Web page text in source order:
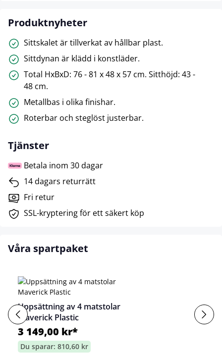
Produktnyheter
Sittskalet är tillverkat av hållbar plast.
Sittdynan är klädd i konstläder.
Total HxBxD: 76 - 81 x 48 x 57 cm. Sitthöjd: 43 -
48 cm.
Metallbas i olika finishar.
Roterbar och steglöst justerbar.
Tjänster
Betala inom 30 dagar
14 dagars returrätt
Fri retur
SSL-kryptering för ett säkert köp
Våra spartpaket
Uppsättning av 4 matstolar
Maverick Plastic
3 149,00 kr*
Du sparar: 810,60 kr